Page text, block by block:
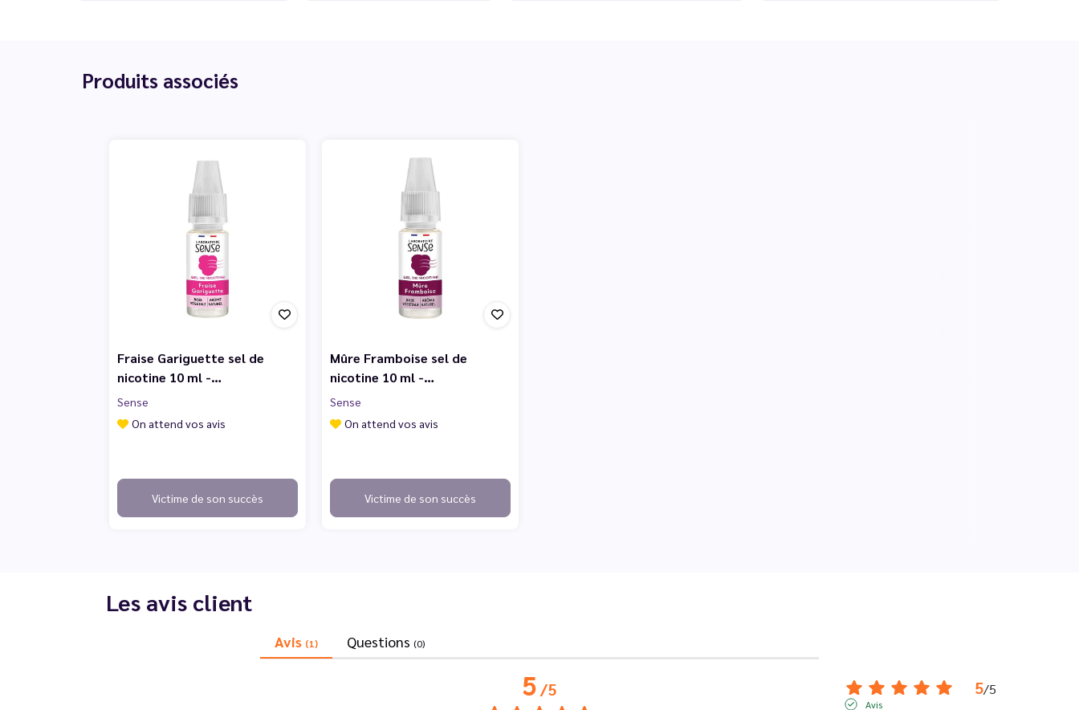
Produits associés
Fraise Gariguette sel de
nicotine 10 ml -…
Sense
On attend vos avis
Victime de son succès
Mûre Framboise sel de
nicotine 10 ml -…
Sense
On attend vos avis
Victime de son succès
Les avis client
Avis (1) Questions (0)
5/5 5/5
Avis